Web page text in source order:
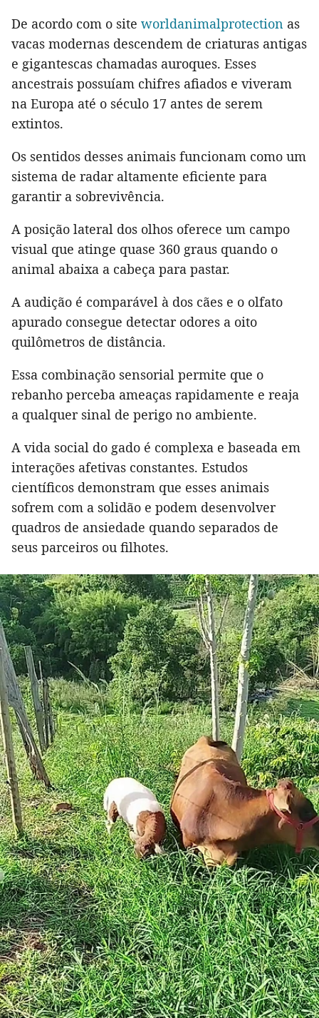
De acordo com o site worldanimalprotection as
vacas modernas descendem de criaturas antigas
e gigantescas chamadas auroques. Esses
ancestrais possuíam chifres afiados e viveram
na Europa até o século 17 antes de serem
extintos.
Os sentidos desses animais funcionam como um
sistema de radar altamente eficiente para
garantir a sobrevivência.
A posição lateral dos olhos oferece um campo
visual que atinge quase 360 graus quando o
animal abaixa a cabeça para pastar.
A audição é comparável à dos cães e o olfato
apurado consegue detectar odores a oito
quilômetros de distância.
Essa combinação sensorial permite que o
rebanho perceba ameaças rapidamente e reaja
a qualquer sinal de perigo no ambiente.
A vida social do gado é complexa e baseada em
interações afetivas constantes. Estudos
científicos demonstram que esses animais
sofrem com a solidão e podem desenvolver
quadros de ansiedade quando separados de
seus parceiros ou filhotes.